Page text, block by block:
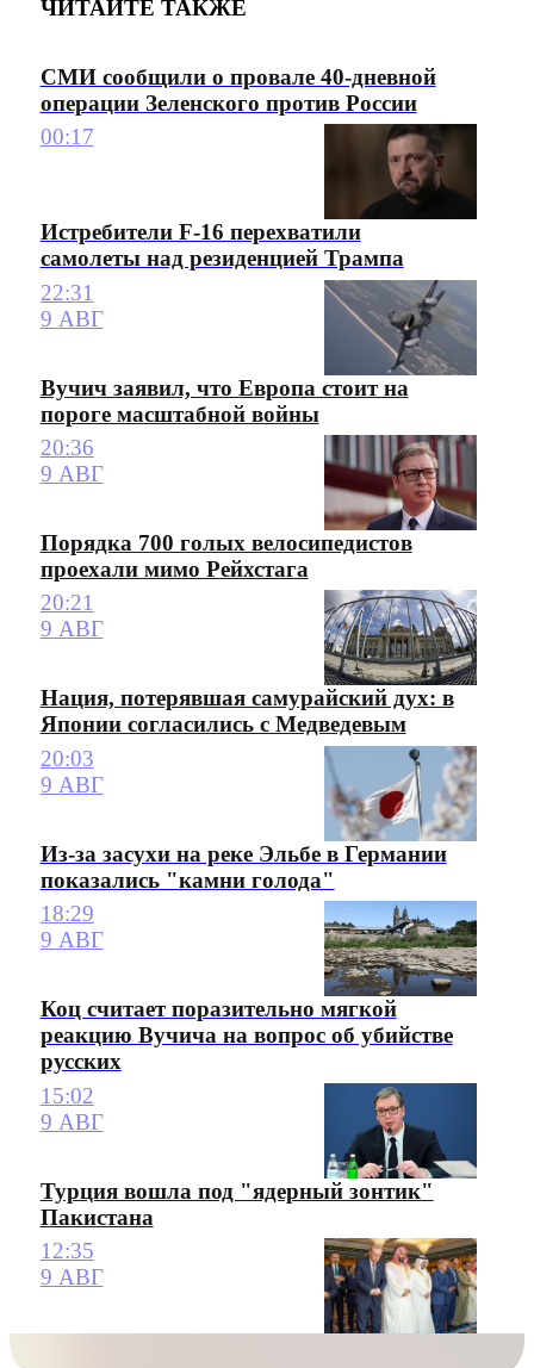
ЧИТАЙТЕ ТАКЖЕ
СМИ сообщили о провале 40-дневной
операции Зеленского против России
00:17
Истребители F-16 перехватили
самолеты над резиденцией Трампа
22:31
9 АВГ
Вучич заявил, что Европа стоит на
пороге масштабной войны
20:36
9 АВГ
Порядка 700 голых велосипедистов
проехали мимо Рейхстага
20:21
9 АВГ
Нация, потерявшая самурайский дух: в
Японии согласились с Медведевым
20:03
9 АВГ
Из-за засухи на реке Эльбе в Германии
показались "камни голода"
18:29
9 АВГ
Коц считает поразительно мягкой
реакцию Вучича на вопрос об убийстве
русских
15:02
9 АВГ
Турция вошла под "ядерный зонтик"
Пакистана
12:35
9 АВГ